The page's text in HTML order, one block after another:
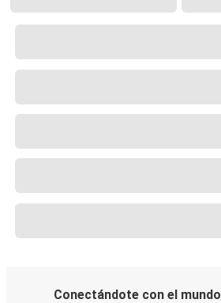
Conectándote con el mundo